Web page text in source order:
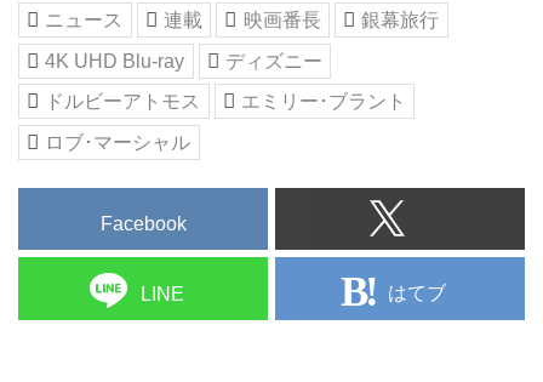
ニュース 連載 映画番長
銀幕旅行
4K UHD Blu-ray
ディズニー
ドルビーアトモス
エミリー･ブラント
ロブ･マーシャル
Facebook
LINE はてブ